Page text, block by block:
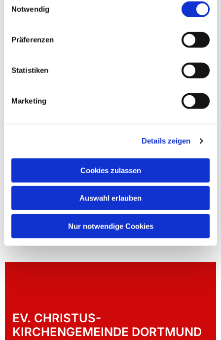
Notwendig
Präferenzen
Statistiken
Marketing
Details zeigen
Cookies zulassen
Auswahl erlauben
Nur notwendige Cookies
EV. CHRISTUS-
KIRCHENGEMEINDE DORTMUND